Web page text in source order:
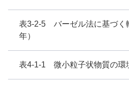
表3-2-5 バーゼル法に基づく
年）
表4-1-1 微小粒子状物質の環